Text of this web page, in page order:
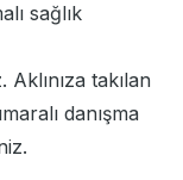
sağlık
takılan
danışma